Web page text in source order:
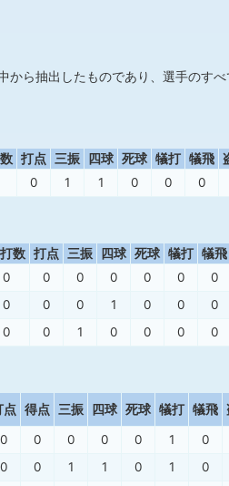
ら抽出したものであり、選手のす
打点 三振 四球 死球 犠打 犠飛
0 1 1 0 0 0
数 打点 三振 四球 死球 犠打 犠飛
0 0 0 0 0 0 0
0 0 0 1 0 0 0
0 0 1 0 0 0 0
点 得点 三振 四球 死球 犠打 犠飛
0 0 0 0 0 1 0
0 0 1 1 0 1 0